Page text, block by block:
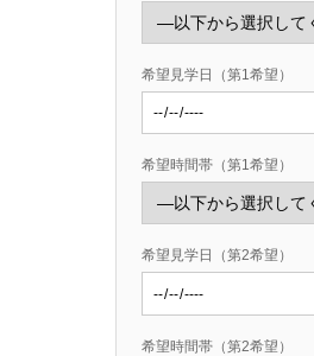
希望見学日（第1希望）
希望時間帯（第1希望）
希望見学日（第2希望）
希望時間帯（第2希望）